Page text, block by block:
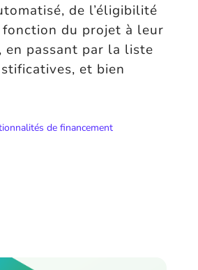
de l’éligibilité
fonction du projet à leur
en passant par la liste
et bien
de financement